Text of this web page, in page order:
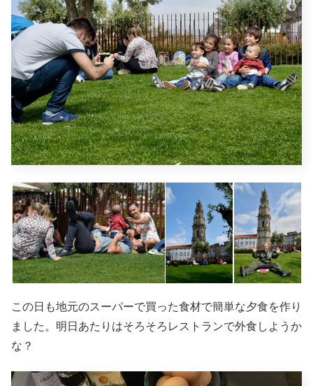
この日も地元のスーパーで買った食材で簡単な夕食を作り
ました。明日あたりはそろそろレストランで外食しようか
な？